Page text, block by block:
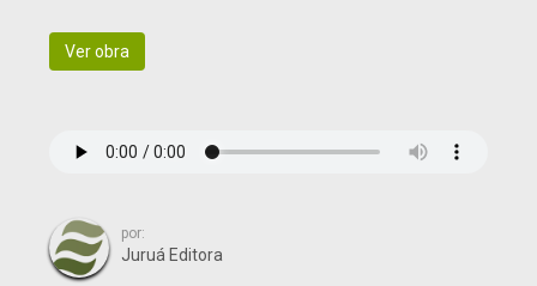
Ver obra
por:
Juruá Editora